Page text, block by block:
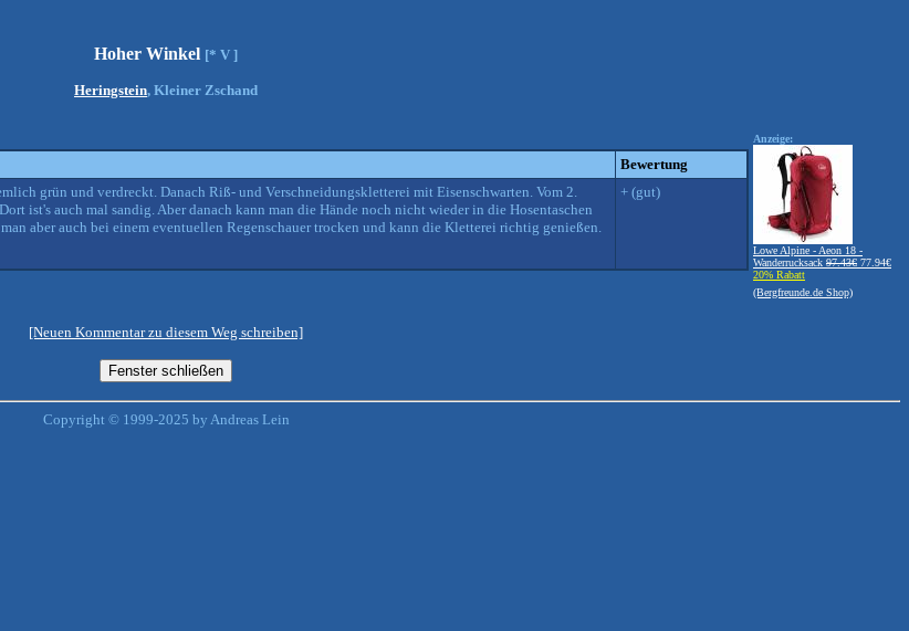
Hoher Winkel [* V ]
Heringstein, Kleiner Zschand
Bewertung
grün und verdreckt. Danach Riß- und Verschneidungskletterei mit Eisenschwarten. Vom 2.
ist's auch mal sandig. Aber danach kann man die Hände noch nicht wieder in die Hosentaschen
aber auch bei einem eventuellen Regenschauer trocken und kann die Kletterei richtig genießen.
+ (gut)
Anzeige:
Lowe Alpine - Aeon 18 -
Wanderrucksack 97.43€ 77.94€
20% Rabatt
(Bergfreunde.de Shop)
[Neuen Kommentar zu diesem Weg schreiben]
Copyright © 1999-2025 by Andreas Lein